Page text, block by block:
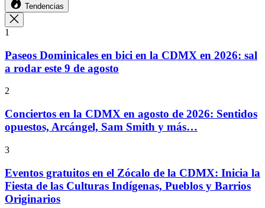
Tendencias
1
Paseos Dominicales en bici en la CDMX en 2026: sal
a rodar este 9 de agosto
2
Conciertos en la CDMX en agosto de 2026: Sentidos
opuestos, Arcángel, Sam Smith y más…
3
Eventos gratuitos en el Zócalo de la CDMX: Inicia la
Fiesta de las Culturas Indígenas, Pueblos y Barrios
Originarios